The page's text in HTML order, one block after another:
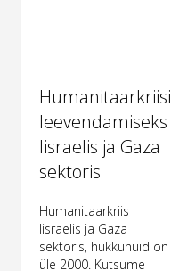
Humanitaarkriisi
leevendamiseks
Iisraelis ja Gaza
sektoris
Humanitaarkriis
Iisraelis ja Gaza
sektoris, hukkunuid on
üle 2000. Kutsume